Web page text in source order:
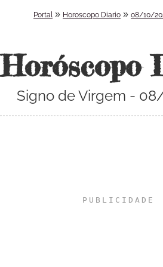
Portal » Horoscopo Diario » 08/10/
Horóscopo
Signo de Virgem -